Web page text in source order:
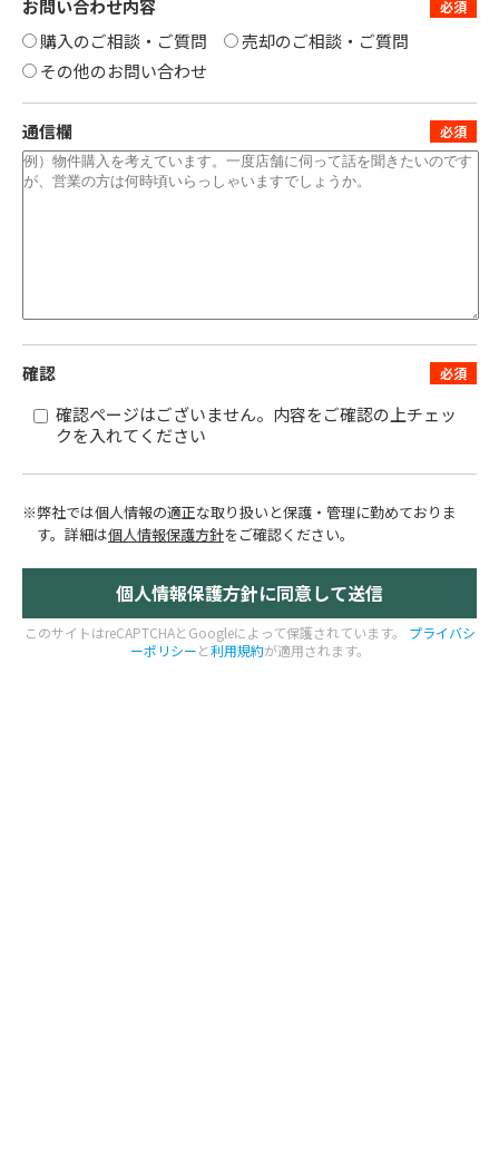
お問い合わせ内容
購入のご相談・ご質問
売却のご相談・ご質問
その他のお問い合わせ
通信欄
確認
確認ページはございません。内容をご確認の上チェッ
クを入れてください
※弊社では個人情報の適正な取り扱いと保護・管理に勤めておりま
す。 詳細は個人情報保護方針をご確認ください。
このサイトはreCAPTCHAとGoogleによって保護されています。
プライバシ
ーポリシーと利用規約が適用されます。